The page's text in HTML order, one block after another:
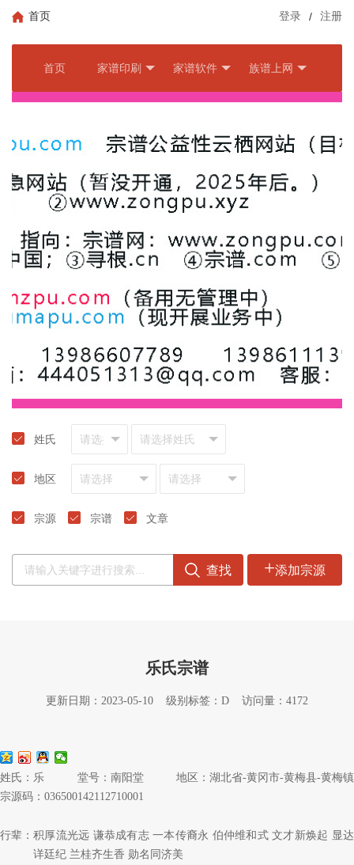
首页 登录 / 注册
首页 家谱印刷 家谱软件 族谱上网
姓氏
地区
宗源 宗谱 文章
查找 +添加宗源
乐氏宗谱
更新日期：2023-05-10 级别标签：D 访问量：4172
姓氏：乐 堂号：南阳堂
地区：湖北省-黄冈市-黄梅县-黄梅镇
宗源码：036500142112710001
行辈： 积厚流光远 谦恭成有志 一本传裔永 伯仲维和式 文才新焕起 显达
详廷纪 兰桂齐生香 勋名同济美